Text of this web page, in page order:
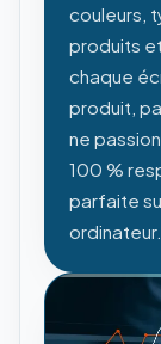
couleurs,
produits
chaque
produit,
ne
100 %
parfaite
ordinateur.